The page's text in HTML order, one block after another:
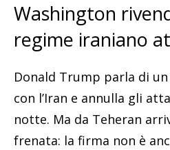
Washington
regime iraniano
Donald Trump parla di
con l’Iran e annulla gli
notte. Ma da Teheran
frenata: la firma non è